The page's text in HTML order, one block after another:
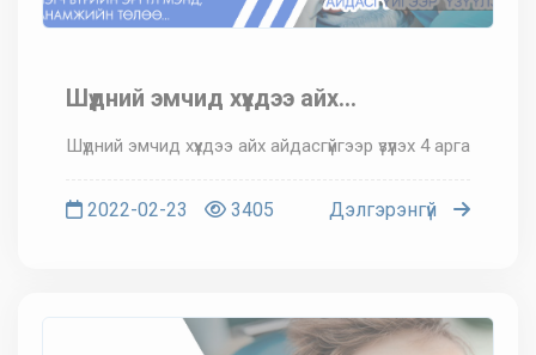
Шүдний эмчид хүүхдээ айх
Шүдний эмчид хүүхдээ айх айдасгүйгээр үзүүлэх 4 арга
2022-02-23 3405 Дэлгэрэнгүй